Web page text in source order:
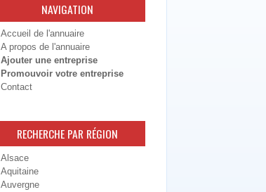
NAVIGATION
Accueil de l'annuaire
A propos de l'annuaire
Ajouter une entreprise
Promouvoir votre entreprise
Contact
RECHERCHE PAR RÉGION
Alsace
Aquitaine
Auvergne